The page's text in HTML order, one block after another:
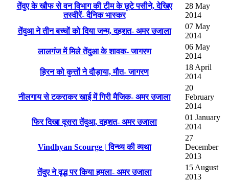
तेंदुए के खौफ से वन विभाग की टीम के छूटे पसीने, देखिए
तस्वीरें- दैनिक भास्कर
28 May
2014
तेंदुआ ने तीन बच्चों को दिया जन्म, दहशत- अमर उजाला
07 May
2014
लालगंज में मिले तेंदुआ के शावक- जागरण
06 May
2014
हिरन को कुत्तों ने दौड़ाया, मौत- जागरण
18 April
2014
नीलगाय से टकराकर खाई में गिरी मैजिक- अमर उजाला
20
February
2014
फिर दिखा दूसरा तेंदुआ, दहशत- अमर उजाला
01 January
2014
Vindhyan Scourge | विन्ध्य की व्यथा
27
December
2013
तेंदुए ने वृद्ध पर किया हमला- अमर उजाला
15 August
2013